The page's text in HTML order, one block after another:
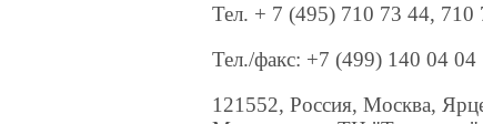
Тел. + 7 (495) 710 73 44, 710
Тел./факс: +7 (499) 140 04 04
121552, Россия, Москва,